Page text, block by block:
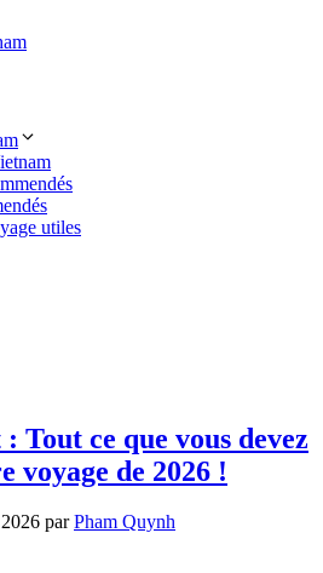
utiles
Tout ce que vous devez
voyage de 2026 !
parPham Quynh